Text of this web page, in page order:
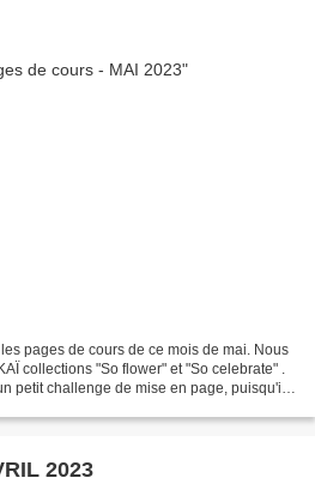
pages de cours de ce mois de mai. Nous
collections "So flower" et "So celebrate" .
petit challenge de mise en page, puisqu'il
2023